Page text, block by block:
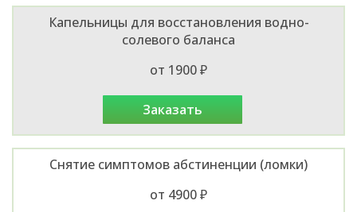
Капельницы для восстановления водно-
солевого баланса
от 1900 ₽
заказать
Снятие симптомов абстиненции (ломки)
от 4900 ₽